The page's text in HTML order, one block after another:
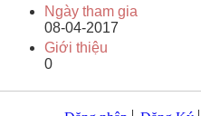
Ngày tham gia
08-04-2017
Giới thiệu
0